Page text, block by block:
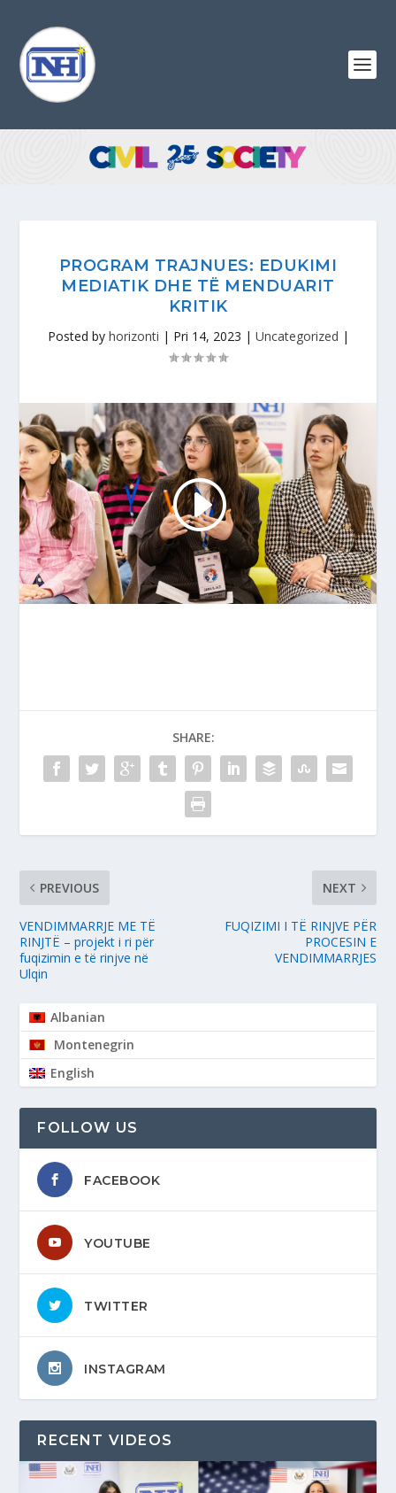
PROGRAM TRAJNUES: EDUKIMI
MEDIATIK DHE TË MENDUARIT
KRITIK
Posted by horizonti | Pri 14, 2023 | Uncategorized |
SHARE:
PREVIOUS
VENDIMMARRJE ME TË
RINJTË – projekt i ri për
fuqizimin e të rinjve në
Ulqin
NEXT
FUQIZIMI I TË RINJVE PËR
PROCESIN E
VENDIMMARRJES
Albanian
Montenegrin
English
FOLLOW US
FACEBOOK
YOUTUBE
TWITTER
INSTAGRAM
RECENT VIDEOS